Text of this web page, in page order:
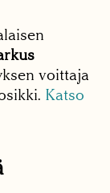
voittaja
Katso